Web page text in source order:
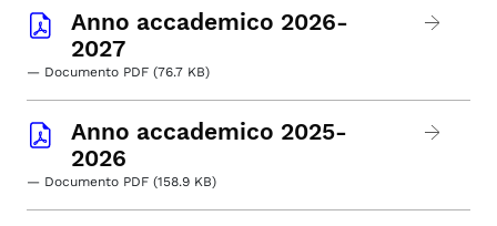
Anno accademico 2026-
2027
— Documento PDF (76.7 KB)
Anno accademico 2025-
2026
— Documento PDF (158.9 KB)